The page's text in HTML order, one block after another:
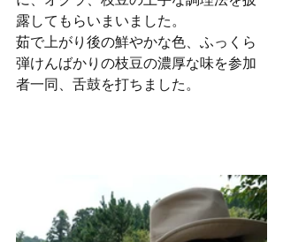
露してもらいまいました。
茹で上がり後の鮮やかな色、ふっくら
弾けんばかりの枝豆の濃厚な味を参加
者一同、舌鼓を打ちました。